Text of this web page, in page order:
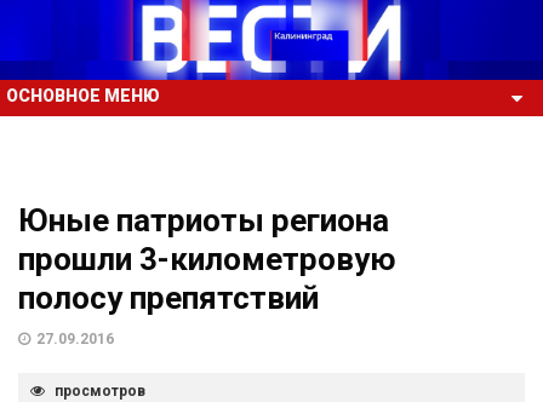
ОСНОВНОЕ МЕНЮ
Юные патриоты региона
прошли 3-километровую
полосу препятствий
27.09.2016
просмотров